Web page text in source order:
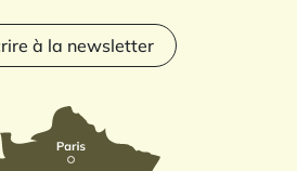
à la newsletter